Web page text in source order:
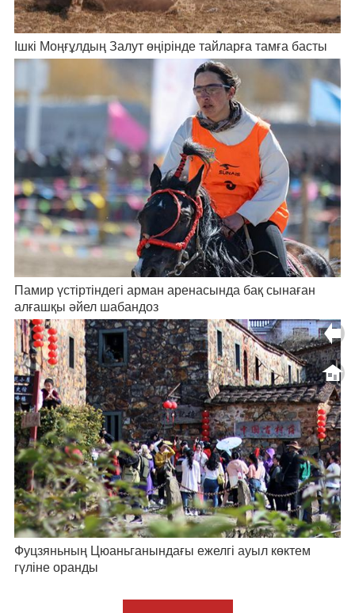
Ішкі Моңғұлдың Залут өңірінде тайларға тамға басты
Памир үстіртіндегі арман аренасында бақ сынаған
алғашқы әйел шабандоз
Фуцзяньның Цюаньганындағы ежелгі ауыл көктем
гүліне оранды